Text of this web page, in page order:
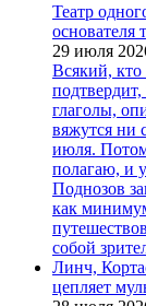
Театр
основателя
29 июля
Всякий, кто
подтвердит,
глаголы,
вяжутся ни
июля.
полагаю, и
Поднозов
как
собой
Линч,
цепляет